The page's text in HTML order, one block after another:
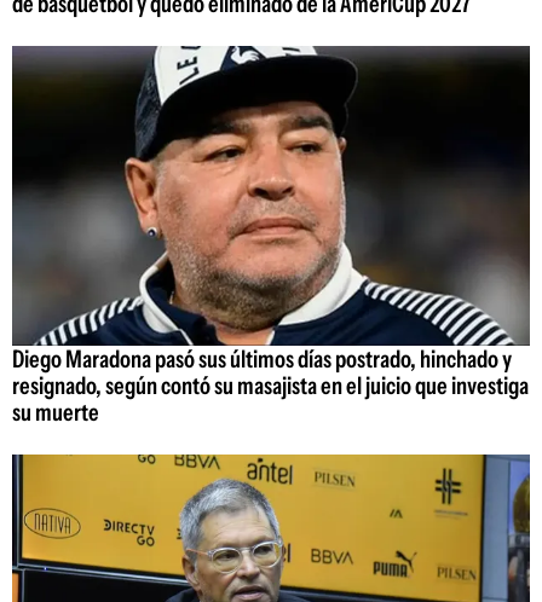
Diego Maradona pasó sus últimos días postrado, hinchado y
resignado, según contó su masajista en el juicio que investiga
su muerte